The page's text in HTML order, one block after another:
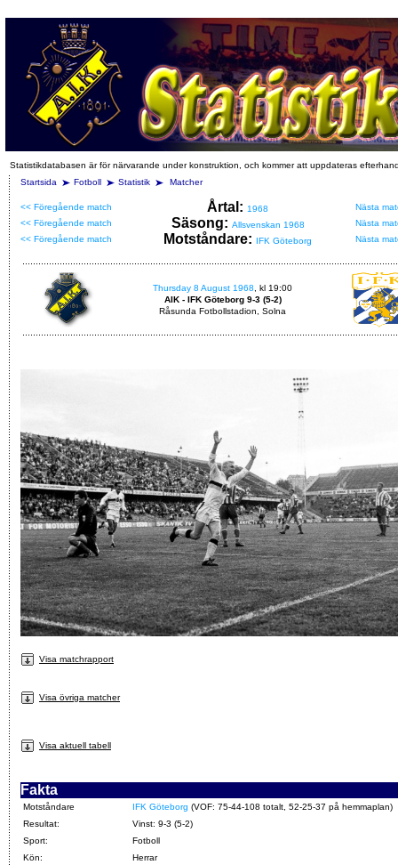
Statistikdatabasen är för närvarande under konstruktion, och kommer att uppdateras
Startsida
Fotboll Statistik Matcher
<< Föregående match Årtal: 1968
Nästa
<< Föregående match
Säsong: Allsvenskan 1968
Nästa
<< Föregående match
Motståndare: IFK Göteborg Nästa
Thursday 8 August 1968 , kl 19:00
AIK - IFK Göteborg 9-3 (5-2)
Råsunda Fotbollstadion, Solna
Visa matchrapport
Visa övriga matcher
Visa aktuell tabell
Fakta
Motståndare IFK Göteborg (VOF: 75-44-108 totalt, 52-25-37 på hemmaplan)
Resultat:
Vinst: 9-3 (5-2)
Sport:
Fotboll
Kön:
Herrar